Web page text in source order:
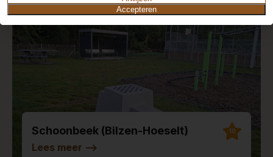
Accepteren
Schoonbeek (Bilzen-Hoeselt) 10
Lees meer -->